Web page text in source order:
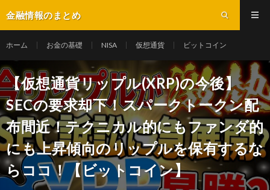
金融情報のまとめ
ホーム お金の基礎 NISA 仮想通貨 ビットコイン
【仮想通貨リップル(XRP)の今後】
SECの要求却下！スパークトークン配
布間近！テクニカル的にもファンダ的
にも上昇傾向のリップルを保有するな
らココ！【ビットコイン】